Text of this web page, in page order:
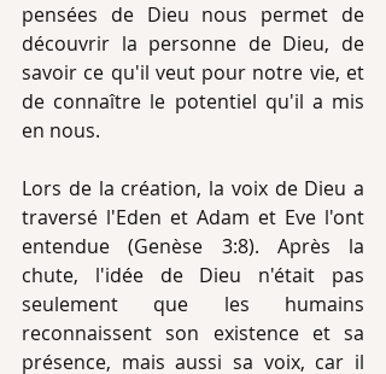
pensées de Dieu nous permet de
découvrir la personne de Dieu, de
savoir ce qu'il veut pour notre vie, et
de connaître le potentiel qu'il a mis
en nous.
Lors de la création, la voix de Dieu a
traversé l'Eden et Adam et Eve l'ont
entendue (Genèse 3:8). Après la
chute, l'idée de Dieu n'était pas
seulement que les humains
reconnaissent son existence et sa
présence, mais aussi sa voix, car il